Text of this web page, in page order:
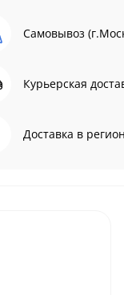
Самовывоз
Курьерская
Доставка в